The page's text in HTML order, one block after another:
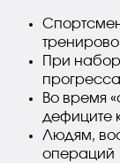
При
прогресса
Во время
дефиците
Людям,
операций